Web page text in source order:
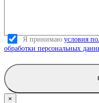
Я принимаю условия
обработки персональных
×